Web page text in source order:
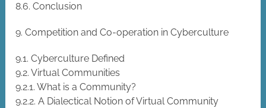
8.6. Conclusion
9. Competition and Co-operation in Cyberculture
9.1. Cyberculture Defined
9.2. Virtual Communities
9.2.1. What is a Community?
9.2.2. A Dialectical Notion of Virtual Community